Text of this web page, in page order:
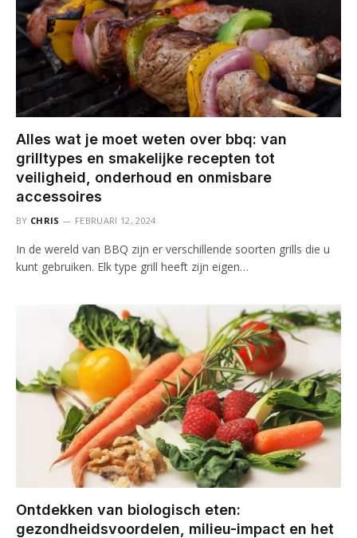
Alles wat je moet weten over bbq: van
grilltypes en smakelijke recepten tot
veiligheid, onderhoud en onmisbare
accessoires
BY CHRIS FEBRUARI 12, 2024
In de wereld van BBQ zijn er verschillende soorten grills die u
kunt gebruiken. Elk type grill heeft zijn eigen…
Ontdekken van biologisch eten:
gezondheidsvoordelen, milieu-impact en het